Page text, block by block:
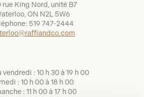
rue King Nord, unité B7
ON N2L 5W6
519 747-2444
vendredi : 10 h 30 à 19 h 00
: 10 h 00 à 18 h 00
: 11 h 00 à 17 h 00